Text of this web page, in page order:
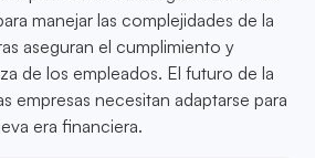
manejar las complejidades de la
aseguran el cumplimiento y
de los empleados. El futuro de la
empresas necesitan adaptarse para
era financiera.